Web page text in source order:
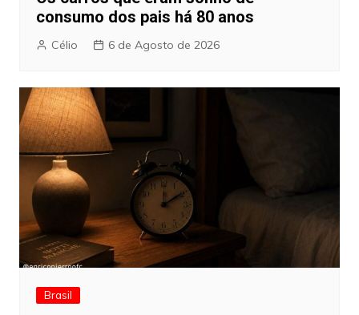
consumo dos pais há 80 anos
Célio 6 de Agosto de 2026
Brasil